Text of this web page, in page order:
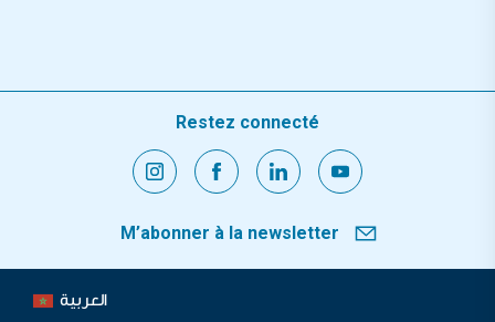
Restez connecté
M’abonner à la newsletter
العربية